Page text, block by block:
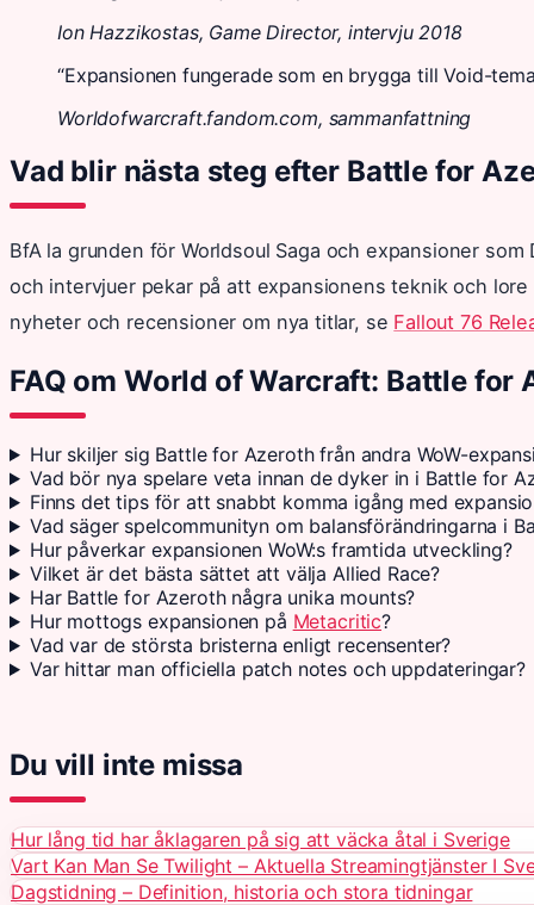
Ion Hazzikostas, Game Director, intervju 2018
“Expansionen fungerade som en brygga till Void-
Worldofwarcraft.fandom.com, sammanfattning
Vad blir nästa steg efter Battle for
BfA la grunden för Worldsoul Saga och expansioner
och intervjuer pekar på att expansionens teknik och
nyheter och recensioner om nya titlar, se Fallout 76
FAQ om World of Warcraft: Battle for
Hur skiljer sig Battle for Azeroth från andra WoW-
Vad bör nya spelare veta innan de dyker in i Battle for
Finns det tips för att snabbt komma igång med
Vad säger spelcommunityn om balansförändringarna i
Hur påverkar expansionen WoW:s framtida utveckling?
Vilket är det bästa sättet att välja Allied Race?
Har Battle for Azeroth några unika mounts?
Hur mottogs expansionen på Metacritic?
Vad var de största bristerna enligt recensenter?
Var hittar man officiella patch notes och uppdateringar?
Du vill inte missa
Hur lång tid har åklagaren på sig att väcka åtal i Sverige
Vart Kan Man Se Twilight – Aktuella Streamingtjänster I
Dagstidning – Definition, historia och stora tidningar